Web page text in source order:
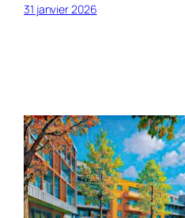
31 janvier 2026